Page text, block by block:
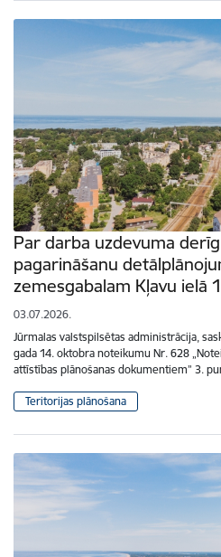
Par darba uzdevuma
pagarināšanu
zemesgabalam Kļavu ielā 1
03.07.2026.
Jūrmalas valstspilsētas administrācija,
gada 14. oktobra noteikumu Nr. 628
attīstības plānošanas dokumentiem” 3.
Teritorijas plānošana